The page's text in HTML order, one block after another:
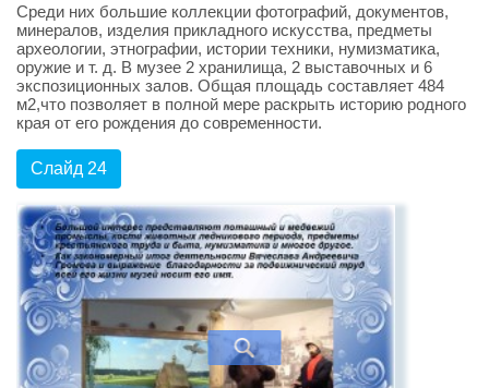
Среди них большие коллекции фотографий, документов,
минералов, изделия прикладного искусства, предметы
археологии, этнографии, истории техники, нумизматика,
оружие и т. д. В музее 2 хранилища, 2 выставочных и 6
экспозиционных залов. Общая площадь составляет 484
м2,что позволяет в полной мере раскрыть историю родного
края от его рождения до современности.
Слайд 24